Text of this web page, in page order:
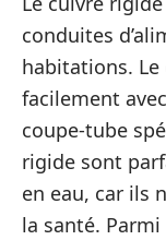
conduites
habitations.
facilement
coupe-tube
rigide sont
en eau, car ils
la santé.